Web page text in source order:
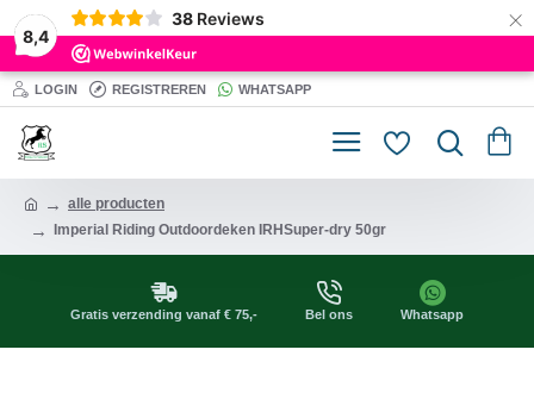
8,4
38 Reviews ×
LOGIN REGISTREREN WHATSAPP
alle producten
Imperial Riding Outdoordeken IRHSuper-dry 50gr
Gratis verzending vanaf € 75,- Bel ons Whatsapp